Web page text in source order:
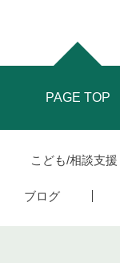
PAGE TOP
こども/相談支援
ブログ